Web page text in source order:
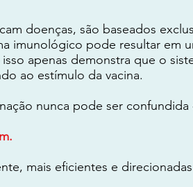
doenças, são baseados
imunológico pode resultar em
apenas demonstra que o
ao estímulo da vacina.
nunca pode ser confundida
mais eficientes e